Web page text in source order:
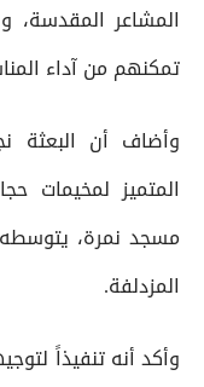
المشاعر المقدسة،
تمكنهم من آداء
وأضاف أن البعثة
المتميز لمخيمات
مسجد نمرة،
المزدلفة.
وأكد أنه تنفيذاً